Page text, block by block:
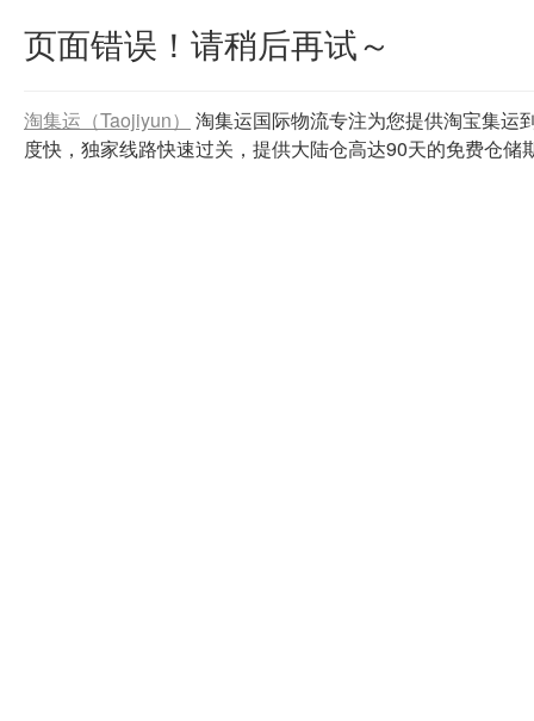
页面错误！请稍后再试～
淘集运（Taojiyun）
淘集运国际物流专注为您提供淘宝集运
度快，独家线路快速过关，提供大陆仓高达90天的免费仓储